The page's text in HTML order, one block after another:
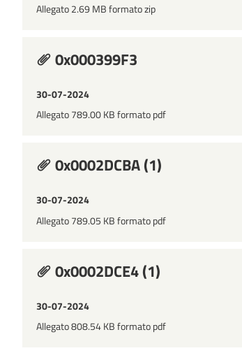
Allegato 2.69 MB formato zip
0x000399F3
30-07-2024
Allegato 789.00 KB formato pdf
0x0002DCBA (1)
30-07-2024
Allegato 789.05 KB formato pdf
0x0002DCE4 (1)
30-07-2024
Allegato 808.54 KB formato pdf